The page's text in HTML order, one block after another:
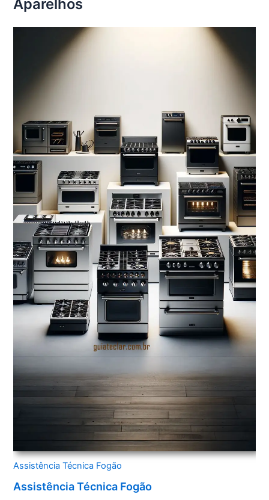
Aparelhos
Assistência Técnica Fogão
Assistência Técnica Fogão